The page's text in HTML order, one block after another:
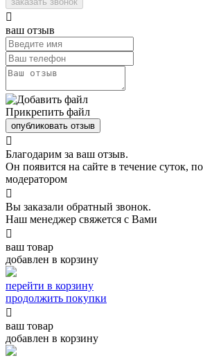

ваш отзыв
Прикрепить файл
опубликовать отзыв

Благодарим за ваш отзыв.
Он появится на сайте в течение суток,
модератором

Вы заказали обратный звонок.
Наш менеджер свяжется с Вами

ваш товар
добавлен в корзину
перейти в корзину
продолжить покупки

ваш товар
добавлен в корзину